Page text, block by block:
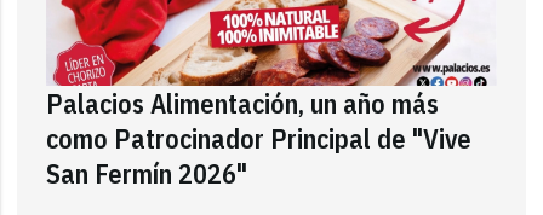
Palacios Alimentación, un año más
como Patrocinador Principal de "Vive
San Fermín 2026"